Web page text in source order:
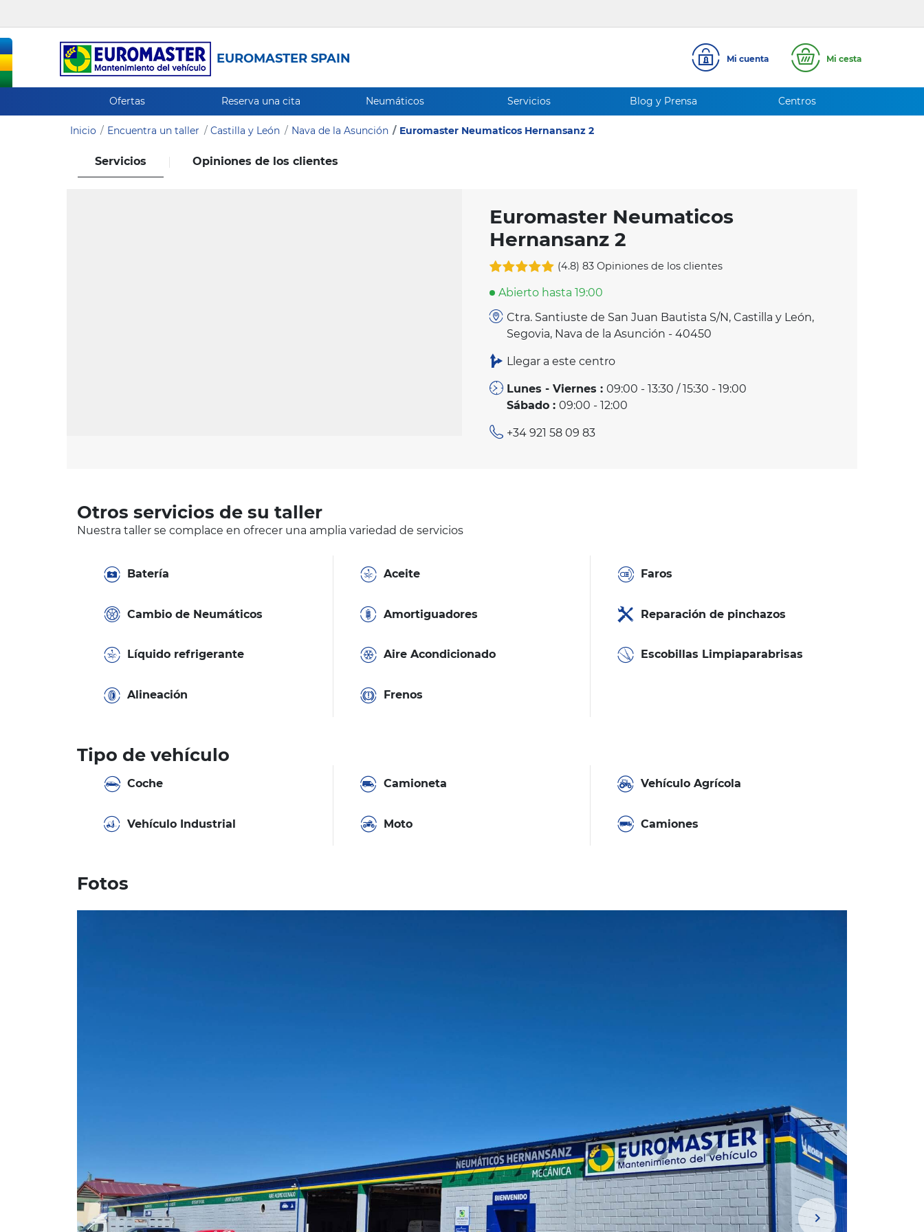
EUROMASTER SPAIN Mi cuenta Mi cesta
Ofertas Reserva una cita Neumáticos Servicios Blog y Prensa Centros
Inicio Encuentra un taller Castilla y León Nava de la Asunción Euromaster Neumaticos Hernansanz 2
Servicios Opiniones de los clientes
Euromaster Neumaticos
Hernansanz 2
(4.8) 83 Opiniones de los clientes
Abierto hasta 19:00
Ctra. Santiuste de San Juan Bautista S/N, Castilla y León,
Segovia, Nava de la Asunción - 40450
Llegar a este centro
Lunes - Viernes :09:00 - 13:30 / 15:30 - 19:00
Sábado :09:00 - 12:00
+34 921 58 09 83
Otros servicios de su taller
Nuestra taller se complace en ofrecer una amplia variedad de servicios
Batería Aceite Faros
Cambio de Neumáticos Amortiguadores Reparación de pinchazos
Líquido refrigerante Aire Acondicionado Escobillas Limpiaparabrisas
Alineación Frenos
Tipo de vehículo
Coche Camioneta Vehículo Agrícola
Vehículo Industrial Moto Camiones
Fotos